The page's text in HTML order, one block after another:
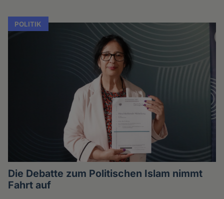
POLITIK
Die Debatte zum Politischen Islam nimmt
Fahrt auf